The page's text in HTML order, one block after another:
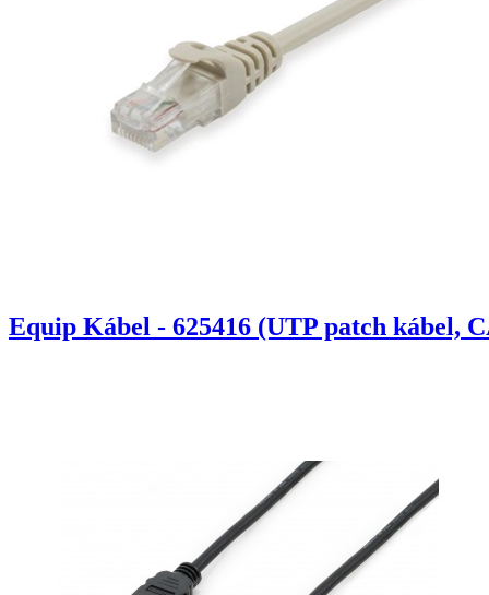
Equip Kábel - 625416 (UTP patch kábel,